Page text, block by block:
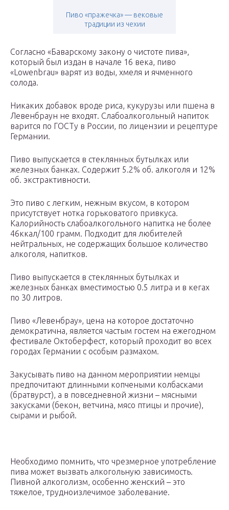
Пиво «пражечка» — вековые
традиции из чехии
Согласно «Баварскому закону о чистоте пива»,
который был издан в начале 16 века, пиво
«Lowenbrau» варят из воды, хмеля и ячменного
солода.
Никаких добавок вроде риса, кукурузы или пшена в
Левенбраун не входят. Слабоалкогольный напиток
варится по ГОСТу в России, по лицензии и рецептуре
Германии.
Пиво выпускается в стеклянных бутылках или
железных банках. Содержит 5.2% об. алкоголя и 12%
об. экстрактивности.
Это пиво с легким, нежным вкусом, в котором
присутствует нотка горьковатого привкуса.
Калорийность слабоалкогольного напитка не более
46ккал/100 грамм. Подходит для любителей
нейтральных, не содержащих большое количество
алкоголя, напитков.
Пиво выпускается в стеклянных бутылках и
железных банках вместимостью 0.5 литра и в кегах
по 30 литров.
Пиво «Левенбрау», цена на которое достаточно
демократична, является частым гостем на ежегодном
фестивале Октоберфест, который проходит во всех
городах Германии с особым размахом.
Закусывать пиво на данном мероприятии немцы
предпочитают длинными копчеными колбасками
(братвурст), а в повседневной жизни – мясными
закусками (бекон, ветчина, мясо птицы и прочие),
сырами и рыбой.
Необходимо помнить, что чрезмерное употребление
пива может вызвать алкогольную зависимость.
Пивной алкоголизм, особенно женский – это
тяжелое, трудноизлечимое заболевание.